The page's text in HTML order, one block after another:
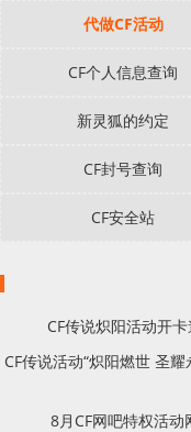
代做CF活动
CF个人信息查询
新灵狐的约定
CF封号查询
CF安全站
CF传说炽阳活动开
CF传说活动“炽阳燃世 圣
8月CF网吧特权活